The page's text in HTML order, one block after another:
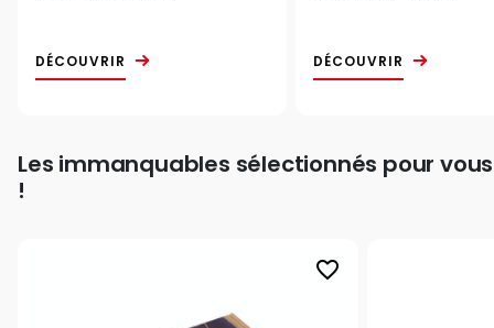
DÉCOUVRIR DÉCOUVRIR
Les immanquables sélectionnés pour vous
!
favorite_border